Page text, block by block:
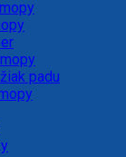
padu